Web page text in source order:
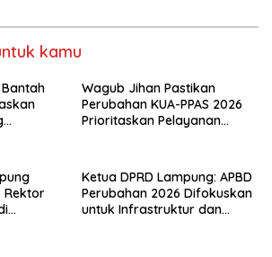
Disorot
kamu
Wagub Jihan Pastikan
Perubahan KUA-PPAS 2026
Prioritaskan Pelayanan
Rektor
Ketua DPRD Lampung: APBD
Perubahan 2026 Difokuskan
untuk Infrastruktur dan